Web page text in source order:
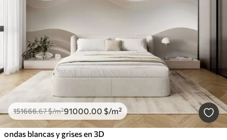
151666.67$/m²91000.00 $/m²
ondas blancas y grises en 3D